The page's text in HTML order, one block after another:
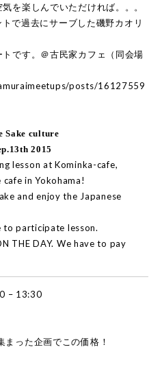
を楽しんでいただければ。。。
で過去にサーブした磯野カオリ
です。＠古民家カフェ（同会場
posts/16127559
Sake culture
2015
lesson at Kominka-cafe,
in Yokohama!
and enjoy the Japanese
participate lesson.
THE DAY. We have to pay
– 13:30
った企画でこの価格！